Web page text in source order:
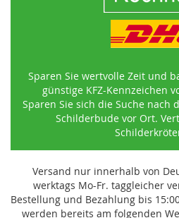
Sparen Sie wertvolle Zeit und
günstige KFZ-Kennzeichen
Sparen Sie sich die Suche nach
Schilderbude vor Ort.
Versand nur innerhalb von
werktags Mo-Fr. taggleicher
Bestellung und Bezahlung bis
werden bereits am folgenden